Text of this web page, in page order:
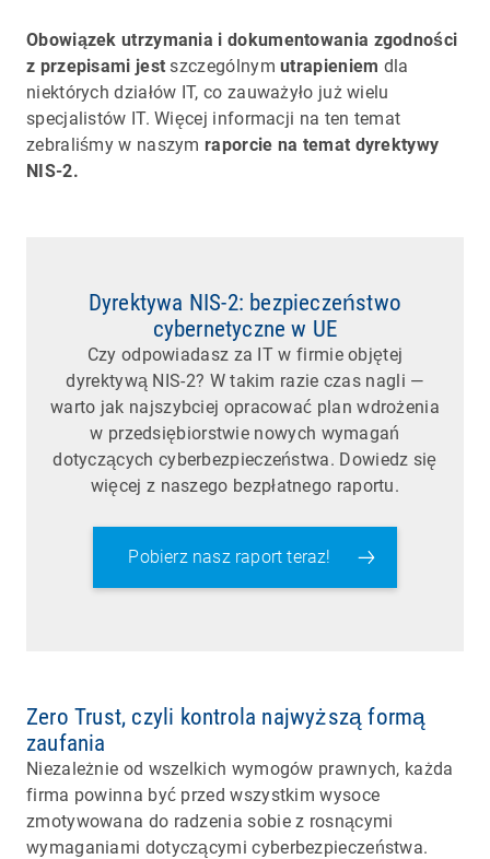
Obowiązek utrzymania i dokumentowania zgodności
z przepisami jest szczególnymutrapieniem dla
niektórych działów IT, co zauważyło już wielu
specjalistów IT. Więcej informacji na ten temat
zebraliśmy w naszym raporcie na temat dyrektywy
NIS-2.
Dyrektywa NIS-2: bezpieczeństwo
cybernetyczne w UE
Czy odpowiadasz za IT w firmie objętej
dyrektywą NIS-2? W takim razie czas nagli —
warto jak najszybciej opracować plan wdrożenia
w przedsiębiorstwie nowych wymagań
dotyczących cyberbezpieczeństwa. Dowiedz się
więcej z naszego bezpłatnego raportu.
Pobierz nasz raport teraz!
Zero Trust, czyli kontrola najwyższą formą
zaufania
Niezależnie od wszelkich wymogów prawnych, każda
firma powinna być przed wszystkim wysoce
zmotywowana do radzenia sobie z rosnącymi
wymaganiami dotyczącymi cyberbezpieczeństwa.